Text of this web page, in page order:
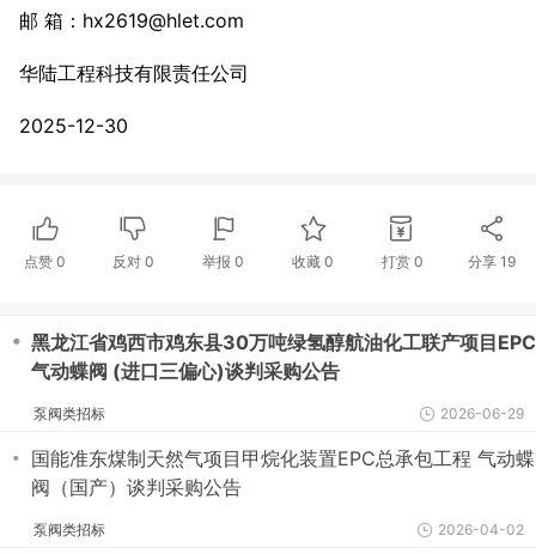
邮 箱：hx2619@hlet.com
华陆工程科技有限责任公司
2025-12-30
点赞 0 反对0 举报 0 收藏 0 打赏 0 分享 19
・ 黑龙江省鸡西市鸡东县30万吨绿氢醇航油化工联产项目EPC
气动蝶阀 (进口三偏心)谈判采购公告
泵阀类招标 2026-06-29
・ 国能准东煤制天然气项目甲烷化装置EPC总承包工程 气动蝶
阀（国产）谈判采购公告
泵阀类招标 2026-04-02